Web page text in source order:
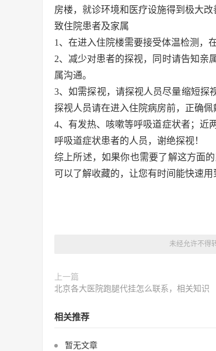
房楼，就诊环境和医疗设施得到极大改
致住院患者及家属
1、在进入住院楼需要接受体温检测，
2、减少对患者的探视，同时请告知亲
属沟通。
3、如需探视，请探视人员尽量缩短探
探视人员请在进入住院病房前，正确佩
4、有发热、咳嗽等呼吸道症状者；近
呼吸道症状患者的人员，谢绝探视！
综上所述，如果你也需要了解这方面
可以了解收藏的，让您有时间能快速
未经允许不得
上一篇
北京各大医院跑腿代挂怎么联系，相关知识
相关推荐
暂无文章